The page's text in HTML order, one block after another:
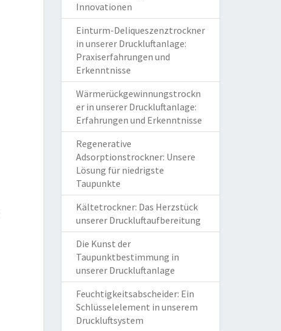
Innovationen
Einturm-Deliqueszenztrockner
in unserer Druckluftanlage:
Praxiserfahrungen und
Erkenntnisse
Wärmerückgewinnungstrockn
er in unserer Druckluftanlage:
Erfahrungen und Erkenntnisse
Regenerative
Adsorptionstrockner: Unsere
Lösung für niedrigste
Taupunkte
Kältetrockner: Das Herzstück
unserer Druckluftaufbereitung
Die Kunst der
Taupunktbestimmung in
unserer Druckluftanlage
Feuchtigkeitsabscheider: Ein
Schlüsselelement in unserem
Druckluftsystem